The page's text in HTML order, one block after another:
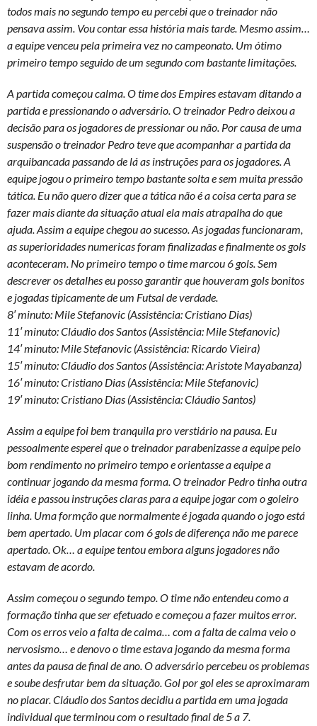
todos mais no segundo tempo eu percebi que o treinador não
pensava assim. Vou contar essa história mais tarde. Mesmo assim…
a equipe venceu pela primeira vez no campeonato. Um ótimo
primeiro tempo seguido de um segundo com bastante limitações.
A partida começou calma. O time dos Empires estavam ditando a
partida e pressionando o adversário. O treinador Pedro deixou a
decisão para os jogadores de pressionar ou não. Por causa de uma
suspensão o treinador Pedro teve que acompanhar a partida da
arquibancada passando de lá as instruções para os jogadores. A
equipe jogou o primeiro tempo bastante solta e sem muita pressão
tática. Eu não quero dizer que a tática não é a coisa certa para se
fazer mais diante da situação atual ela mais atrapalha do que
ajuda. Assim a equipe chegou ao sucesso. As jogadas funcionaram,
as superioridades numericas foram finalizadas e finalmente os gols
aconteceram. No primeiro tempo o time marcou 6 gols. Sem
descrever os detalhes eu posso garantir que houveram gols bonitos
e jogadas tipicamente de um Futsal de verdade.
8′ minuto: Mile Stefanovic (Assistência: Cristiano Dias)
11′ minuto: Cláudio dos Santos (Assistência: Mile Stefanovic)
14′ minuto: Mile Stefanovic (Assistência: Ricardo Vieira)
15′ minuto: Cláudio dos Santos (Assistência: Aristote Mayabanza)
16′ minuto: Cristiano Dias (Assistência: Mile Stefanovic)
19′ minuto: Cristiano Dias (Assistência: Cláudio Santos)
Assim a equipe foi bem tranquila pro verstiário na pausa. Eu
pessoalmente esperei que o treinador parabenizasse a equipe pelo
bom rendimento no primeiro tempo e orientasse a equipe a
continuar jogando da mesma forma. O treinador Pedro tinha outra
idéia e passou instruções claras para a equipe jogar com o goleiro
linha. Uma formção que normalmente é jogada quando o jogo está
bem apertado. Um placar com 6 gols de diferença não me parece
apertado. Ok… a equipe tentou embora alguns jogadores não
estavam de acordo.
Assim começou o segundo tempo. O time não entendeu como a
formação tinha que ser efetuado e começou a fazer muitos error.
Com os erros veio a falta de calma… com a falta de calma veio o
nervosismo… e denovo o time estava jogando da mesma forma
antes da pausa de final de ano. O adversário percebeu os problemas
e soube desfrutar bem da situação. Gol por gol eles se aproximaram
no placar. Cláudio dos Santos decidiu a partida em uma jogada
individual que terminou com o resultado final de 5 a 7.